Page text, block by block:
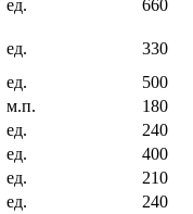
ед.
660
ед.
330
ед.
500
м.п.
180
ед.
240
ед.
400
ед.
210
ед.
240